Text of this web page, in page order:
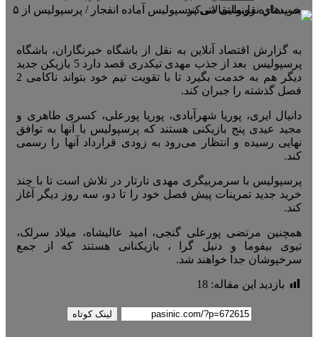
به گزارش اقتصاد آنلاین به نقل از باشگاه خبرنگاران، باشگاه
پرسپولیس بعد از جذب مهدی تیکدری قصد دارد 5 بازیکن جدید
دیگر هم به خدمت بگیرد تا با تقویت تیم خود بتواند ناکامی 2
فصل گذشته را جبران کند.
دانیال ایری، پوریا شهرآبادی، پوریا پورعلی، کسری طاهری و
مجید عیدی پنج بازیکنی هستند که پرسپولیس با آنها به توافق
نهایی رسیده و انتظار می‌رود به زودی قرارداد آنها را رسمی
کند.
پرسپولیس با سرمربیگری مهدی تارتار در تلاش است تا با چند
خرید جدید تمرینات پیش فصل خود را تا دو، سه روز دیگر آغاز
کند.
همچنین مرتضی پورعلی گنجی، امید عالیشاه، میلاد سرلک،
تیوی بیفوما و دنیل گرا ، بازیکنانی هستند که از جمع
سرخپوشان جدا خواهند شد.
بازدید این مقاله: 18
لینک کوتاه